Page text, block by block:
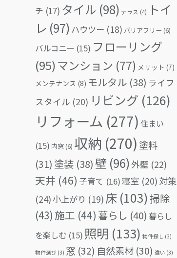
チ (17) タイル (98) テラス (4)
トイ
レ (97) ハウツー (18) バリアフリー (6)
バルコニー (15) フローリング
(95)マンション (77) メリット (7)
メンテナンス (8) モルタル (38) ライフ
スタイル (20) リビング (126)
リフォーム (277) 住まい
(15) 内窓(6) 収納 (270) 塗料
(31) 塗装 (38) 壁 (96)外壁 (22)
天井 (46) 子育て (16)寝室 (20) 対策
(24)小上がり (19) 床 (103)掃除
(43) 施工 (44) 暮らし (40) 暮らし
を楽しむ (15) 照明 (133) 物件探し (3)
物件選び (3) 窓 (32) 自然素材 (30) 違い (3)